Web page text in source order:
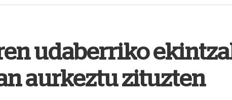
udaberriko
aurkeztu zituzten